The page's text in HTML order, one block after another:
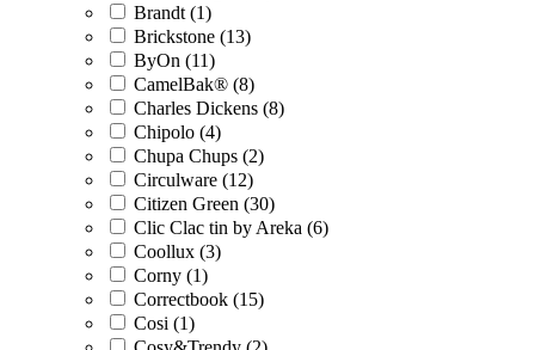
Brandt (1)
Brickstone (13)
ByOn (11)
CamelBak® (8)
Charles Dickens (8)
Chipolo (4)
Chupa Chups (2)
Circulware (12)
Citizen Green (30)
Clic Clac tin by Areka (6)
Coollux (3)
Corny (1)
Correctbook (15)
Cosi (1)